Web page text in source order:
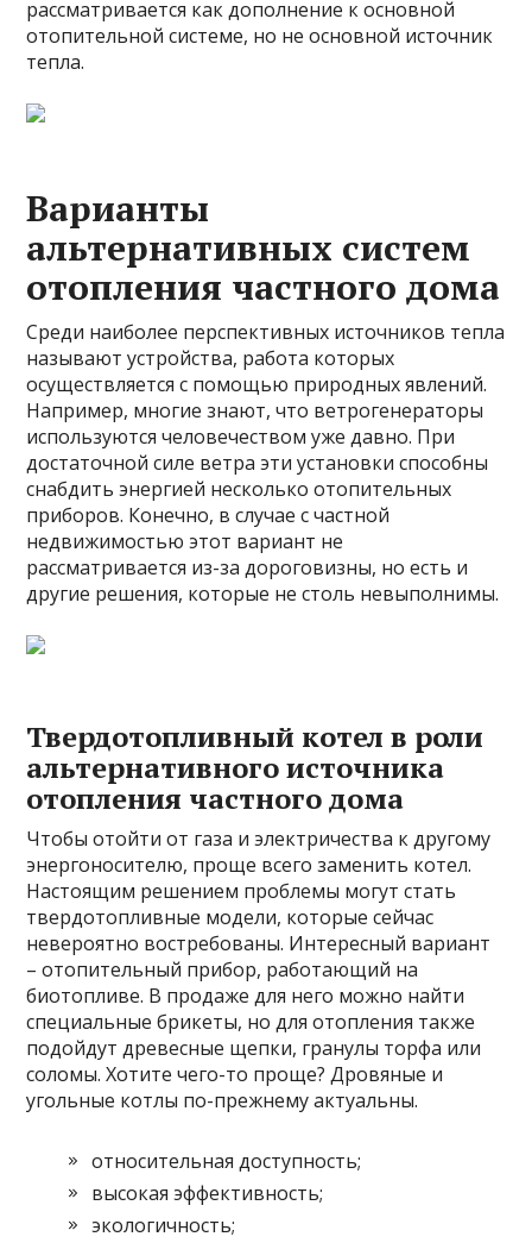
рассматривается как дополнение к основной
отопительной системе, но не основной источник
тепла.
Варианты
альтернативных систем
отопления частного дома
Среди наиболее перспективных источников тепла
называют устройства, работа которых
осуществляется с помощью природных явлений.
Например, многие знают, что ветрогенераторы
используются человечеством уже давно. При
достаточной силе ветра эти установки способны
снабдить энергией несколько отопительных
приборов. Конечно, в случае с частной
недвижимостью этот вариант не
рассматривается из-за дороговизны, но есть и
другие решения, которые не столь невыполнимы.
Твердотопливный котел в роли
альтернативного источника
отопления частного дома
Чтобы отойти от газа и электричества к другому
энергоносителю, проще всего заменить котел.
Настоящим решением проблемы могут стать
твердотопливные модели, которые сейчас
невероятно востребованы. Интересный вариант
– отопительный прибор, работающий на
биотопливе. В продаже для него можно найти
специальные брикеты, но для отопления также
подойдут древесные щепки, гранулы торфа или
соломы. Хотите чего-то проще? Дровяные и
угольные котлы по-прежнему актуальны.
относительная доступность;
высокая эффективность;
экологичность;